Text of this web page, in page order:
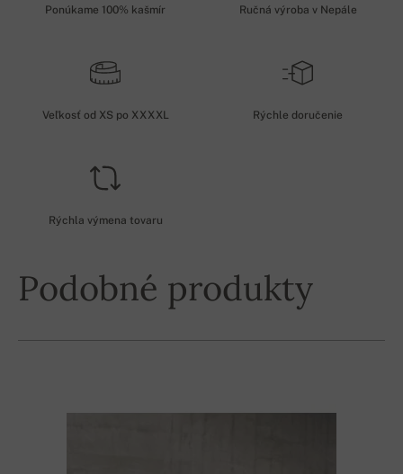
Ponúkame 100% kašmír Ručná výroba v Nepále
Veľkosť od XS po XXXXL Rýchle doručenie
Rýchla výmena tovaru
Podobné produkty